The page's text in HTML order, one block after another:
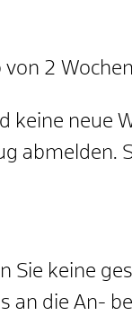
2
keine neue
abmelden.
Sie keine
an die An-